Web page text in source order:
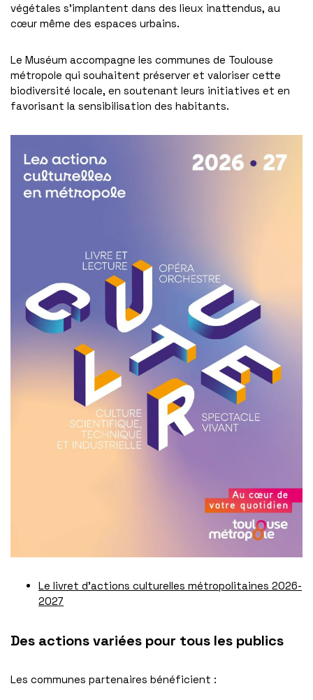
végétales s’implantent dans des lieux inattendus, au
cœur même des espaces urbains.
Le Muséum accompagne les communes de Toulouse
métropole qui souhaitent préserver et valoriser cette
biodiversité locale, en soutenant leurs initiatives et en
favorisant la sensibilisation des habitants.
Le livret d’actions culturelles métropolitaines 2026-
2027
Des actions variées pour tous les publics
Les communes partenaires bénéficient :